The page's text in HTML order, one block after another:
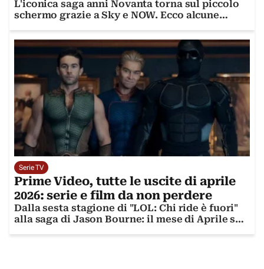
L'iconica saga anni Novanta torna sul piccolo
schermo grazie a Sky e NOW. Ecco alcune
Serie TV
Prime Video, tutte le uscite di aprile
2026: serie e film da non perdere
Dalla sesta stagione di "LOL: Chi ride è fuori"
alla saga di Jason Bourne: il mese di Aprile su